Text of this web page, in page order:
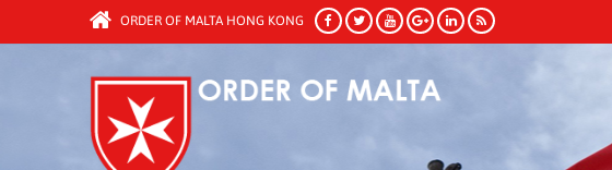
ORDER OF MALTA HONG KONG